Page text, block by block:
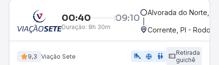
00:40 09:10
Duração: 8h 30m
Alvorada do Norte,
Corrente, PI -
9,3 Viação Sete airline_seat_legroom_extra ac_unit WC
Retirada
guichê